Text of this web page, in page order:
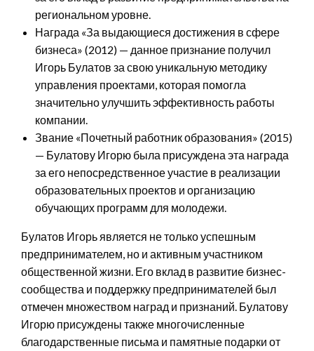
региональном уровне.
Награда «За выдающиеся достижения в сфере
бизнеса» (2012) — данное признание получил
Игорь Булатов за свою уникальную методику
управления проектами, которая помогла
значительно улучшить эффективность работы
компании.
Звание «Почетный работник образования» (2015)
— Булатову Игорю была присуждена эта награда
за его непосредственное участие в реализации
образовательных проектов и организацию
обучающих программ для молодежи.
Булатов Игорь является не только успешным
предпринимателем, но и активным участником
общественной жизни. Его вклад в развитие бизнес-
сообщества и поддержку предпринимателей был
отмечен множеством наград и признаний. Булатову
Игорю присуждены также многочисленные
благодарственные письма и памятные подарки от